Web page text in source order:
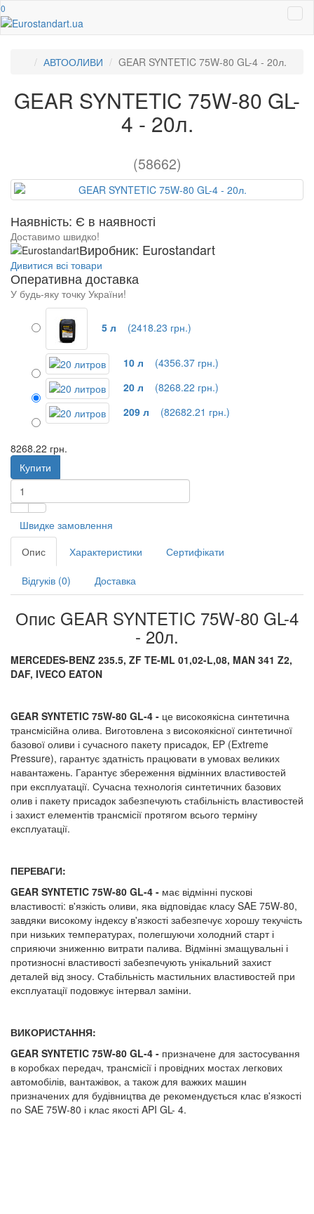
0
АВТООЛИВИ GEAR SYNTETIC 75W-80 GL-4 - 20л.
GEAR SYNTETIC 75W-80 GL-
4 - 20л.
(58662)
Наявність: Є в наявності
Доставимо швидко!
Виробник: Eurostandart
Дивитися всі товари
Оперативна доставка
У будь-яку точку України!
5 л (2418.23 грн.)
10 л (4356.37 грн.)
20 л (8268.22 грн.)
209 л (82682.21 грн.)
8268.22 грн.
Купити
Швидке замовлення
Опис
Характеристики Сертифікати
Відгуків (0) Доставка
Опис GEAR SYNTETIC 75W-80 GL-4
- 20л.
MERCEDES-BENZ 235.5, ZF TE-ML 01,02-L,08, MAN 341 Z2,
DAF, IVECO EATON
GEAR SYNTETIC 75W-80 GL-4 - це високоякісна синтетична
трансмісійна олива. Виготовлена з високоякісної синтетичної
базової оливи і сучасного пакету присадок, EP (Extreme
Pressure), гарантує здатність працювати в умовах великих
навантажень. Гарантує збереження відмінних властивостей
при експлуатації. Сучасна технологія синтетичних базових
олив і пакету присадок забезпечують стабільність властивостей
і захист елементів трансмісії протягом всього терміну
експлуатації.
ПЕРЕВАГИ:
GEAR SYNTETIC 75W-80 GL-4 - має відмінні пускові
властивості: в'язкість оливи, яка відповідає класу SAE 75W-80,
завдяки високому індексу в'язкості забезпечує хорошу текучість
при низьких температурах, полегшуючи холодний старт і
сприяючи зниженню витрати палива. Відмінні змащувальні і
протизносні властивості забезпечують унікальний захист
деталей від зносу. Стабільність мастильних властивостей при
експлуатації подовжує інтервал заміни.
ВИКОРИСТАННЯ:
GEAR SYNTETIC 75W-80 GL-4 - призначене для застосування
в коробках передач, трансмісії і провідних мостах легкових
автомобілів, вантажівок, а також для важких машин
призначених для будівництва де рекомендується клас в'язкості
по SAE 75W-80 і клас якості API GL- 4.